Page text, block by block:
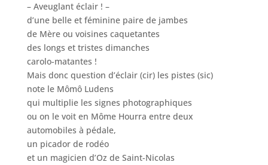
– Aveuglant éclair ! –
d’une belle et féminine paire de jambes
de Mère ou voisines caquetantes
des longs et tristes dimanches
carolo-matantes !
Mais donc question d’éclair (cir) les pistes (sic)
note le Mômô Ludens
qui multiplie les signes photographiques
ou on le voit en Môme Hourra entre deux
automobiles à pédale,
un picador de rodéo
et un magicien d’Oz de Saint-Nicolas